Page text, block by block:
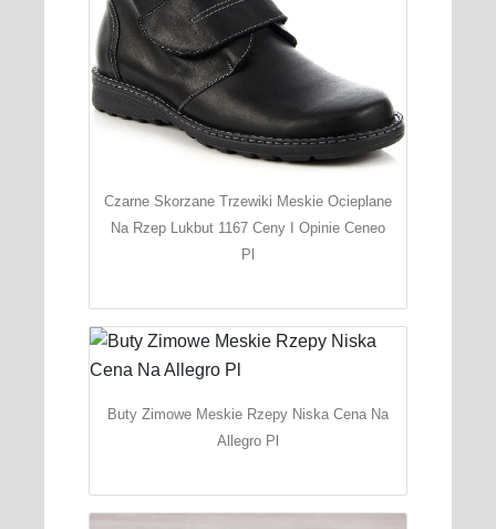
Czarne Skorzane Trzewiki Meskie Ocieplane
Na Rzep Lukbut 1167 Ceny I Opinie Ceneo
Pl
Buty Zimowe Meskie Rzepy Niska Cena Na
Allegro Pl